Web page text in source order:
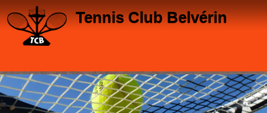
Tennis Club Belvérin
Panneau de gestion des cookies